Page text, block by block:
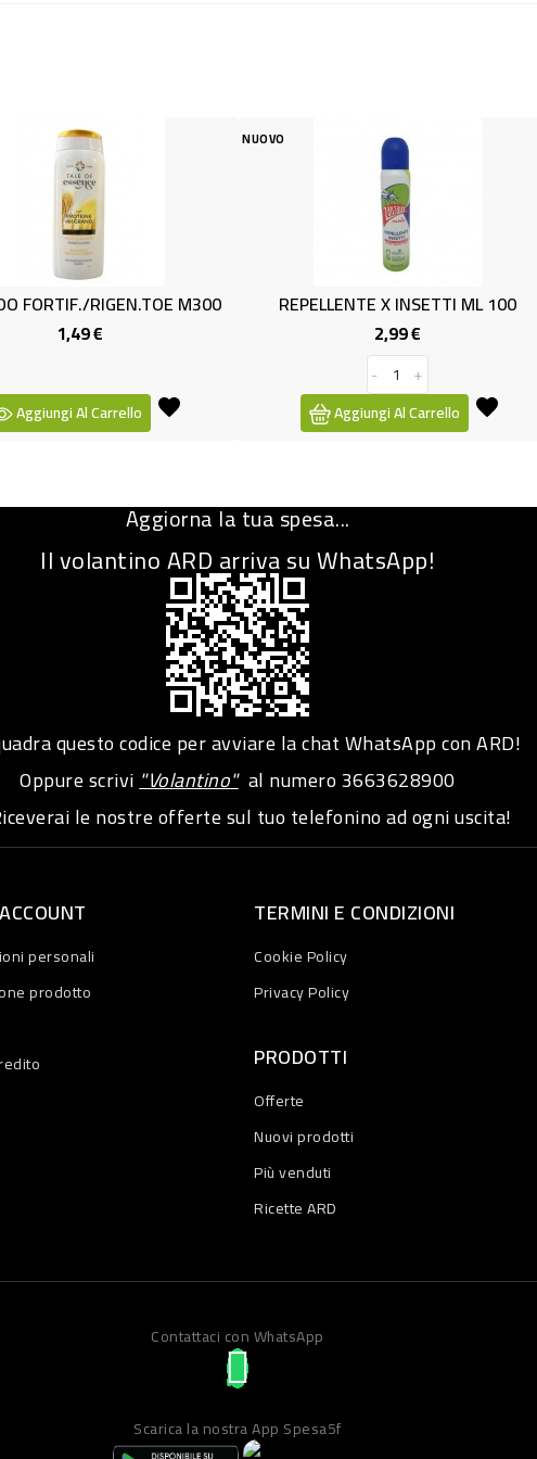
M300
NUOVO
REPELLENTE X INSETTI ML 100
Aggiungi Al Carrello
NUOVO
DEO UOMO
Aggiungi
Aggiorna la tua spesa...
Il volantino ARD arriva su WhatsApp!
questo codice per avviare la chat WhatsApp con ARD!
Oppure scrivi"Volantino"al numero3663628900
le nostre offerte sul tuo telefonino ad ogni uscita!
personali
prodotto
TERMINI E CONDIZIONI
Cookie Policy
Privacy Policy
PRODOTTI
Offerte
Nuovi prodotti
Più venduti
Ricette ARD
Contattaci con WhatsApp
Scarica la nostra App Spesa5f